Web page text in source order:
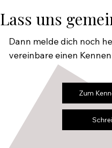
Zum
Lass uns
Dann melde dich noch
vereinbare einen